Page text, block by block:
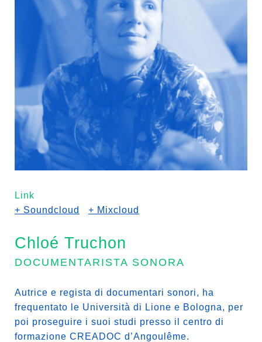
Link
+ Soundcloud
+ Mixcloud
Chloé Truchon
DOCUMENTARISTA SONORA
Autrice e regista di documentari sonori, ha
frequentato le Università di Lione e Bologna, per
poi proseguire i suoi studi presso il centro di
formazione CREADOC d’Angoulême.